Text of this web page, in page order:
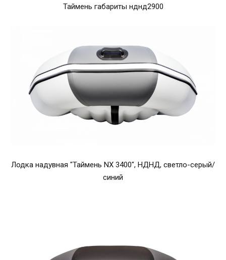
Таймень габариты нднд2900
Лодка надувная "Таймень NX 3400", НДНД, светло-серый/
синий